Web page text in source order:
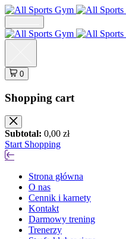
0
Shopping cart
Subtotal: 0,00 zł
Start Shopping
Strona główna
O nas
Cennik i karnety
Kontakt
Darmowy trening
Trenerzy